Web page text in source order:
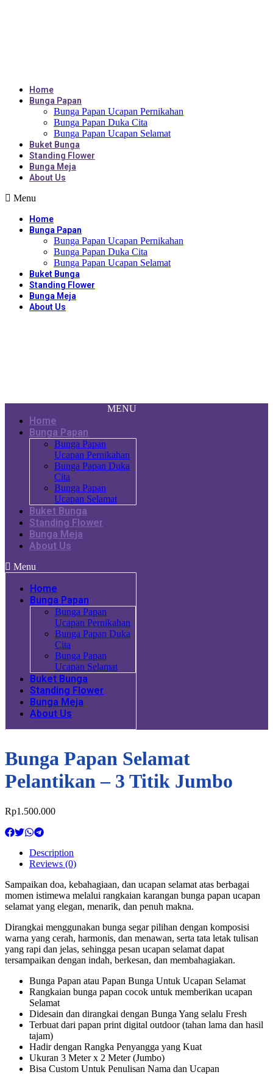
Home
Bunga Papan
Bunga Papan Ucapan Pernikahan
Bunga Papan Duka Cita
Bunga Papan Ucapan Selamat
Buket Bunga
Standing Flower
Bunga Meja
About Us
Menu
Home
Bunga Papan
Bunga Papan Ucapan Pernikahan
Bunga Papan Duka Cita
Bunga Papan Ucapan Selamat
Buket Bunga
Standing Flower
Bunga Meja
About Us
MENU
Home
Bunga Papan
Bunga Papan
Ucapan Pernikahan
Bunga Papan Duka
Cita
Bunga Papan
Ucapan Selamat
Buket Bunga
Standing Flower
Bunga Meja
About Us
Menu
Home
Bunga Papan
Bunga Papan
Ucapan Pernikahan
Bunga Papan Duka
Cita
Bunga Papan
Ucapan Selamat
Buket Bunga
Standing Flower
Bunga Meja
About Us
Bunga Papan Selamat
Pelantikan – 3 Titik Jumbo
Rp1.500.000
Description
Reviews (0)
Sampaikan doa, kebahagiaan, dan ucapan selamat atas berbagai
momen istimewa melalui rangkaian karangan bunga papan ucapan
selamat yang elegan, menarik, dan penuh makna.
Dirangkai menggunakan bunga segar pilihan dengan komposisi
warna yang cerah, harmonis, dan menawan, serta tata letak tulisan
yang rapi dan jelas, sehingga pesan ucapan selamat dapat
tersampaikan dengan indah, berkesan, dan membahagiakan.
Bunga Papan atau Papan Bunga Untuk Ucapan Selamat
Rangkaian bunga papan cocok untuk memberikan ucapan
Selamat
Didesain dan dirangkai dengan Bunga Yang selalu Fresh
Terbuat dari papan print digital outdoor (tahan lama dan hasil
tajam)
Hadir dengan Rangka Penyangga yang Kuat
Ukuran 3 Meter x 2 Meter (Jumbo)
Bisa Custom Untuk Penulisan Nama dan Ucapan